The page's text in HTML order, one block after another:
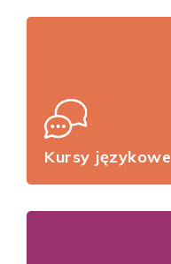
Kursy językowe